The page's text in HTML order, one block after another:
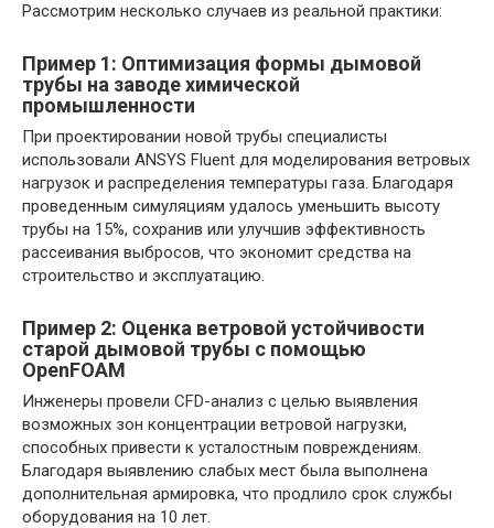
Рассмотрим несколько случаев из реальной практики:
Пример 1: Оптимизация формы дымовой
трубы на заводе химической
промышленности
При проектировании новой трубы специалисты
использовали ANSYS Fluent для моделирования ветровых
нагрузок и распределения температуры газа. Благодаря
проведенным симуляциям удалось уменьшить высоту
трубы на 15%, сохранив или улучшив эффективность
рассеивания выбросов, что экономит средства на
строительство и эксплуатацию.
Пример 2: Оценка ветровой устойчивости
старой дымовой трубы с помощью
OpenFOAM
Инженеры провели CFD-анализ с целью выявления
возможных зон концентрации ветровой нагрузки,
способных привести к усталостным повреждениям.
Благодаря выявлению слабых мест была выполнена
дополнительная армировка, что продлило срок службы
оборудования на 10 лет.